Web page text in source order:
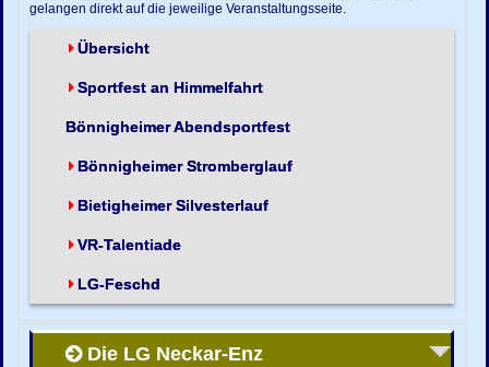
gelangen direkt auf die jeweilige Veranstaltungsseite.
Übersicht
Sportfest an Himmelfahrt
Bönnigheimer Abendsportfest
Bönnigheimer Stromberglauf
Bietigheimer Silvesterlauf
VR-Talentiade
LG-Feschd
Die LG Neckar-Enz